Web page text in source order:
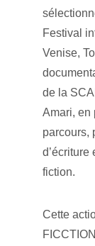
Festival
Venise,
de la
Amari, en
parcours,
d’écriture
fiction.
Cette